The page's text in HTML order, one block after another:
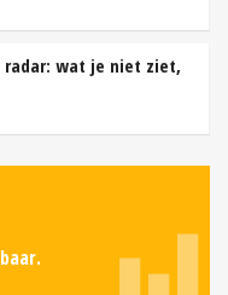
radar: wat je niet ziet,